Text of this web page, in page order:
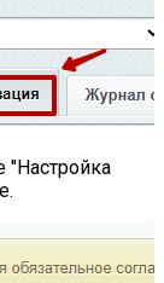
"Настройка